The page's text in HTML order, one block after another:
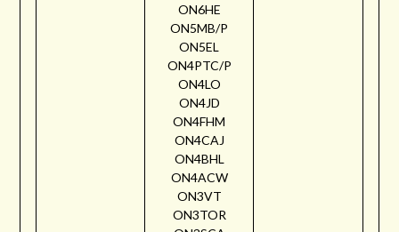
ON6HE
ON5MB/P
ON5EL
ON4PTC/P
ON4LO
ON4JD
ON4FHM
ON4CAJ
ON4BHL
ON4ACW
ON3VT
ON3TOR